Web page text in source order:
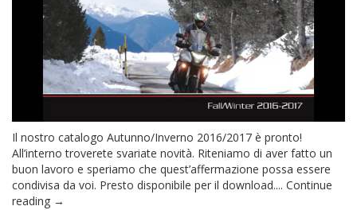
Il nostro catalogo Autunno/Inverno 2016/2017 è pronto!
All’interno troverete svariate novità. Riteniamo di aver fatto un
buon lavoro e speriamo che quest’affermazione possa essere
condivisa da voi. Presto disponibile per il download.... Continue
reading →